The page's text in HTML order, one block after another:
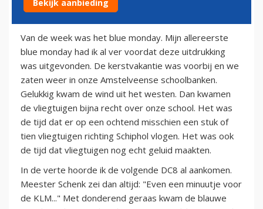
25 januari 2014
Van de week was het blue monday. Mijn allereerste
blue monday had ik al ver voordat deze uitdrukking
was uitgevonden. De kerstvakantie was voorbij en we
zaten weer in onze Amstelveense schoolbanken.
Gelukkig kwam de wind uit het westen. Dan kwamen
de vliegtuigen bijna recht over onze school. Het was
de tijd dat er op een ochtend misschien een stuk of
tien vliegtuigen richting Schiphol vlogen. Het was ook
de tijd dat vliegtuigen nog echt geluid maakten.
In de verte hoorde ik de volgende DC8 al aankomen.
Meester Schenk zei dan altijd: "Even een minuutje voor
de KLM..." Met donderend geraas kwam de blauwe
Bekijk aanbieding